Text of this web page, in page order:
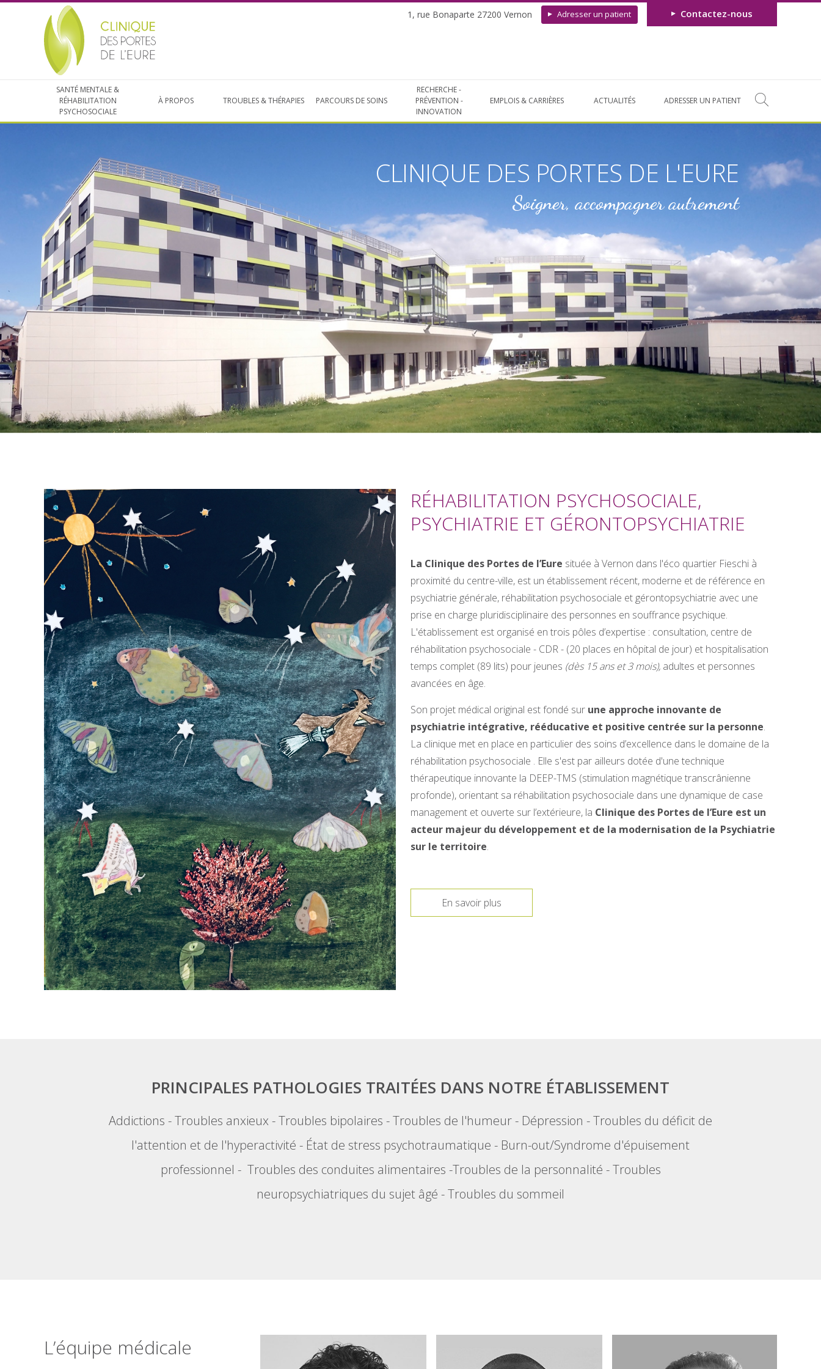
1, rue Bonaparte 27200 Vernon Adresser un patient Contactez-nous
SANTÉ MENTALE &
RÉHABILITATION
PSYCHOSOCIALE
À PROPOS TROUBLES & THÉRAPIES PARCOURS DE SOINS
RECHERCHE -
PRÉVENTION -
INNOVATION
EMPLOIS & CARRIÈRES ACTUALITÉS ADRESSER UN PATIENT
CLINIQUE DES PORTES DE L'EURE
Soigner, accompagner autrement
RÉHABILITATION PSYCHOSOCIALE,
PSYCHIATRIE ET GÉRONTOPSYCHIATRIE
La Clinique des Portes de l’Eure située à Vernon dans l'éco quartier Fieschi à
proximité du centre-ville, est un établissement récent, moderne et de référence en
psychiatrie générale, réhabilitation psychosociale et gérontopsychiatrie avec une
prise en charge pluridisciplinaire des personnes en souffrance psychique.
L'établissement est organisé en trois pôles d’expertise : consultation, centre de
réhabilitation psychosociale - CDR - (20 places en hôpital de jour) et hospitalisation
temps complet (89 lits) pour jeunes (dès 15 ans et 3 mois), adultes et personnes
avancées en âge.
Son projet médical original est fondé sur une approche innovante de
psychiatrie intégrative, rééducative et positive centrée sur la personne.
La clinique met en place en particulier des soins d’excellence dans le domaine de la
réhabilitation psychosociale . Elle s'est par ailleurs dotée d'une technique
thérapeutique innovante la DEEP-TMS (stimulation magnétique transcrânienne
profonde), orientant sa réhabilitation psychosociale dans une dynamique de case
management et ouverte sur l’extérieure, la Clinique des Portes de l’Eure est un
acteur majeur du développement et de la modernisation de la Psychiatrie
sur le territoire.
En savoir plus
PRINCIPALES PATHOLOGIES TRAITÉES DANS NOTRE ÉTABLISSEMENT
Addictions -Troubles anxieux-Troubles bipolaires -Troubles de l'humeur- Dépression -Troubles du déficit de
l'attention et de l'hyperactivité - État de stress psychotraumatique - Burn-out/Syndrome d'épuisement
professionnel - Troubles des conduites alimentaires -Troubles de la personnalité -Troubles
neuropsychiatriques du sujet âgé -Troubles du sommeil
L’équipe médicale
9